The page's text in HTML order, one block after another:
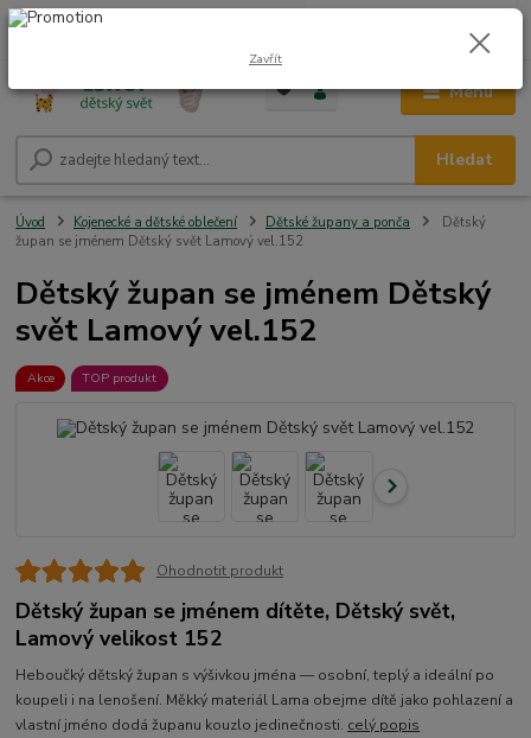
Menu
Hledat
+420 604 278 943 0,00 Kč
Úvod Kojenecké a dětské oblečení Dětské župany a ponča
Dětský
župan se jménem Dětský svět Lamový vel.152
Dětský župan se jménem Dětský
svět Lamový vel.152
Akce TOP produkt
Ohodnotit produkt
Dětský župan se jménem dítěte, Dětský svět,
Lamový velikost 152
Heboučký dětský župan s výšivkou jména — osobní, teplý a ideální po
koupeli i na lenošení. Měkký materiál Lama obejme dítě jako pohlazení a
vlastní jméno dodá županu kouzlo jedinečnosti. celý popis
Zavřít